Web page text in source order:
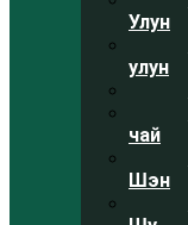
Улун
улун
чай
Шэн